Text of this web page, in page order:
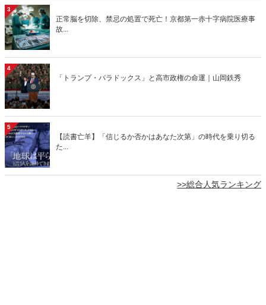
3
正常脳を切除、禁忌の処置で死亡！京都第一赤十字病院医療事
故...
4
「トランプ・パラドックス」と高市政権の命運｜山岡鉄秀
5
【読書亡羊】「信じるか否かはあなた次第」の時代を乗り切る
た...
>>総合人気ランキング